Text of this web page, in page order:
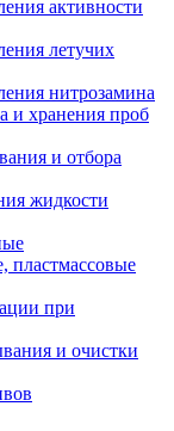
активности
летучих
нитрозамина
и хранения проб
и отбора
жидкости
пластмассовые
при
и очистки